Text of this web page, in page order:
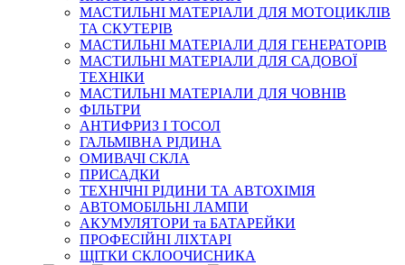
МАСТИЛЬНІ МАТЕРІАЛИ ДЛЯ МОТОЦИКЛІВ
ТА СКУТЕРІВ
МАСТИЛЬНІ МАТЕРІАЛИ ДЛЯ ГЕНЕРАТОРІВ
МАСТИЛЬНІ МАТЕРІАЛИ ДЛЯ САДОВОЇ
ТЕХНІКИ
МАСТИЛЬНІ МАТЕРІАЛИ ДЛЯ ЧОВНІВ
ФІЛЬТРИ
АНТИФРИЗ І ТОСОЛ
ГАЛЬМІВНА РІДИНА
ОМИВАЧІ СКЛА
ПРИСАДКИ
ТЕХНІЧНІ РІДИНИ ТА АВТОХІМІЯ
АВТОМОБІЛЬНІ ЛАМПИ
АКУМУЛЯТОРИ та БАТАРЕЙКИ
ПРОФЕСІЙНІ ЛІХТАРІ
ЩІТКИ СКЛООЧИСНИКА